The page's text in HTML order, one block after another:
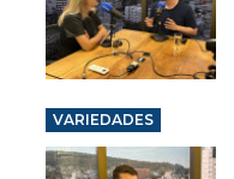
VARIEDADES